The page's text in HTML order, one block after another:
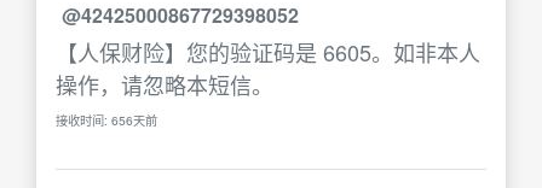
@42425000867729398052
【人保财险】您的验证码是 6605。如非本人
操作，请忽略本短信。
接收时间: 656天前